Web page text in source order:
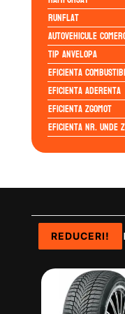
Runflat
Autovehicule
Tip anvelopa
Eficienta
Eficienta Aderenta
Eficienta Zgomot
Eficienta Nr. Unde
REDUCERI!
REDUCERI!
REDUCERI!
REDUCERI!